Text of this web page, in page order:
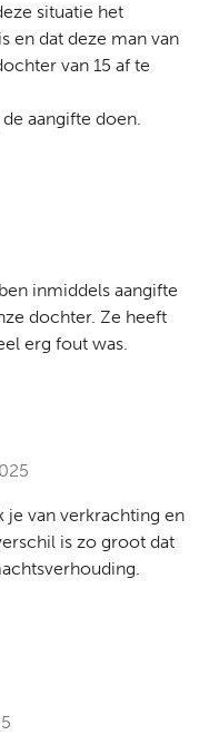
situatie het
en dat deze man van
van 15 af te
aangifte doen.
inmiddels aangifte
dochter. Ze heeft
erg fout was.
je van verkrachting en
is zo groot dat